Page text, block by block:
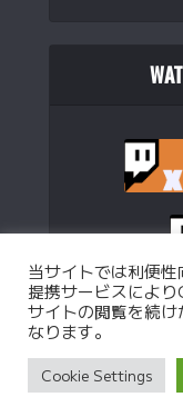
Privacy Policy Custom
当サイトでは利便
提携サービスにより
サイトの閲覧を続
なります。
Cookie Settings